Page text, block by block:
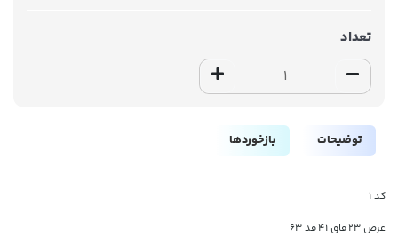
تعداد
توضیحات بازخوردها
کد ۱
عرض ۲۳
فاق ۴۱
قد ۶۳